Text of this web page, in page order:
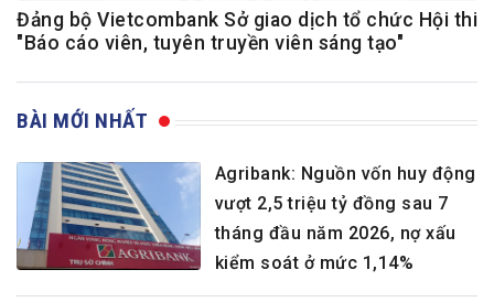
Đảng bộ Vietcombank Sở giao dịch tổ chức Hội thi
"Báo cáo viên, tuyên truyền viên sáng tạo"
BÀI MỚI NHẤT
Agribank: Nguồn vốn huy động
vượt 2,5 triệu tỷ đồng sau 7
tháng đầu năm 2026, nợ xấu
kiểm soát ở mức 1,14%